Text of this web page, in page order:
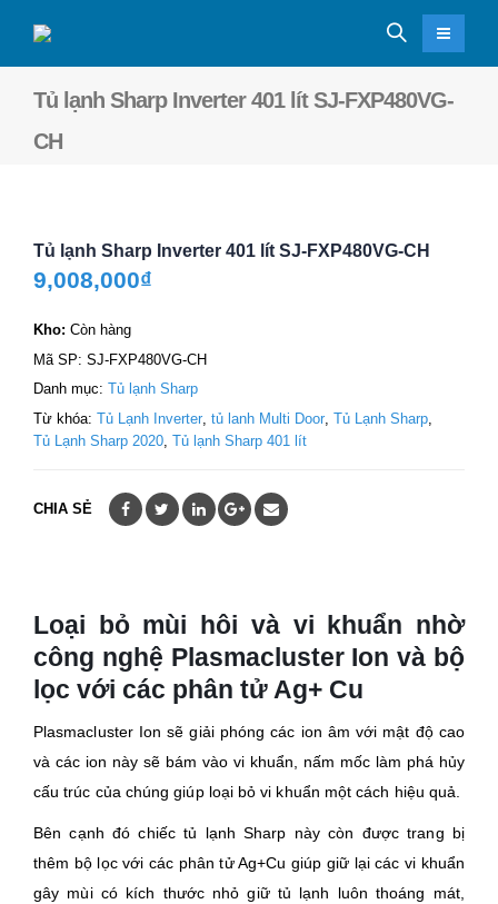
Tủ lạnh Sharp Inverter 401 lít SJ-FXP480VG-
CH
Tủ lạnh Sharp Inverter 401 lít SJ-FXP480VG-CH
9,008,000₫
Kho: Còn hàng
Mã SP: SJ-FXP480VG-CH
Danh mục: Tủ lạnh Sharp
Từ khóa: Tủ Lạnh Inverter tủ lanh Multi Door Tủ Lạnh Sharp
Tủ Lạnh Sharp 2020 Tủ lạnh Sharp 401 lít
CHIA SẺ
Loại bỏ mùi hôi và vi khuẩn nhờ
công nghệ Plasmacluster Ion và bộ
lọc với các phân tử Ag+ Cu
Plasmacluster Ion sẽ giải phóng các ion âm với mật độ cao
và các ion này sẽ bám vào vi khuẩn, nấm mốc làm phá hủy
cấu trúc của chúng giúp loại bỏ vi khuẩn một cách hiệu quả.
Bên cạnh đó chiếc tủ lạnh Sharp này còn được trang bị
thêm bộ lọc với các phân tử Ag+Cu giúp giữ lại các vi khuẩn
gây mùi có kích thước nhỏ giữ tủ lạnh luôn thoáng mát,